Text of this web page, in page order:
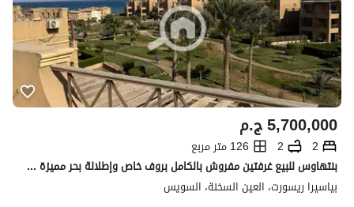
ج.م5,700,000
2
2
126 متر مربع
بنتهاوس للبيع غرفتين مفروش بالكامل بروف خاص وإطلالة بحر مميزة في بياسيرا العين السخنة Piacera Ain Sokhna
بياسيرا ريسورت، العين السخنة، السويس